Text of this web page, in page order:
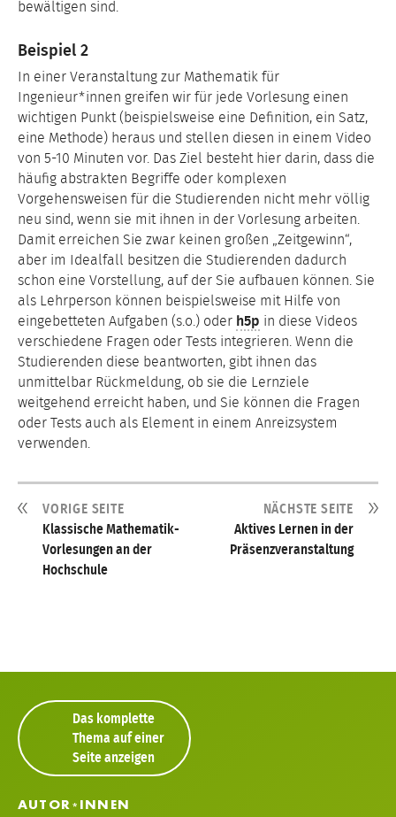
bewältigen sind.
Beispiel 2
In einer Veranstaltung zur Mathematik für
Ingenieur*innen greifen wir für jede Vorlesung einen
wichtigen Punkt (beispielsweise eine Definition, ein Satz,
eine Methode) heraus und stellen diesen in einem Video
von 5-10 Minuten vor. Das Ziel besteht hier darin, dass die
häufig abstrakten Begriffe oder komplexen
Vorgehensweisen für die Studierenden nicht mehr völlig
neu sind, wenn sie mit ihnen in der Vorlesung arbeiten.
Damit erreichen Sie zwar keinen großen „Zeitgewinn“,
aber im Idealfall besitzen die Studierenden dadurch
schon eine Vorstellung, auf der Sie aufbauen können. Sie
als Lehrperson können beispielsweise mit Hilfe von
eingebetteten Aufgaben (s.o.) oder h5p in diese Videos
verschiedene Fragen oder Tests integrieren. Wenn die
Studierenden diese beantworten, gibt ihnen das
unmittelbar Rückmeldung, ob sie die Lernziele
weitgehend erreicht haben, und Sie können die Fragen
oder Tests auch als Element in einem Anreizsystem
verwenden.
VORIGE SEITE
Klassische Mathematik-
Vorlesungen an der
Hochschule
NÄCHSTE SEITE
Aktives Lernen in der
Präsenzveranstaltung
Das komplette
Thema auf einer
Seite anzeigen
AUTOR* INNEN